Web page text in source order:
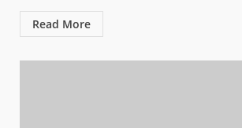
Read More